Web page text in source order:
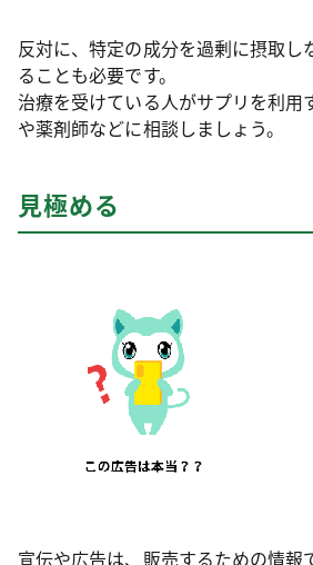
反対に、特定の成分を過剰に摂取し
ることも必要です。
治療を受けている人がサプリを利用
や薬剤師などに相談しましょう。
見極める
宣伝や広告は、販売するための情報